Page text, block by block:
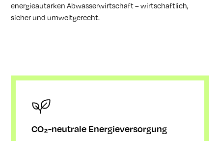
energieautarken Abwasserwirtschaft – wirtschaftlich,
sicher und umweltgerecht.
CO₂-neutrale Energieversorgung